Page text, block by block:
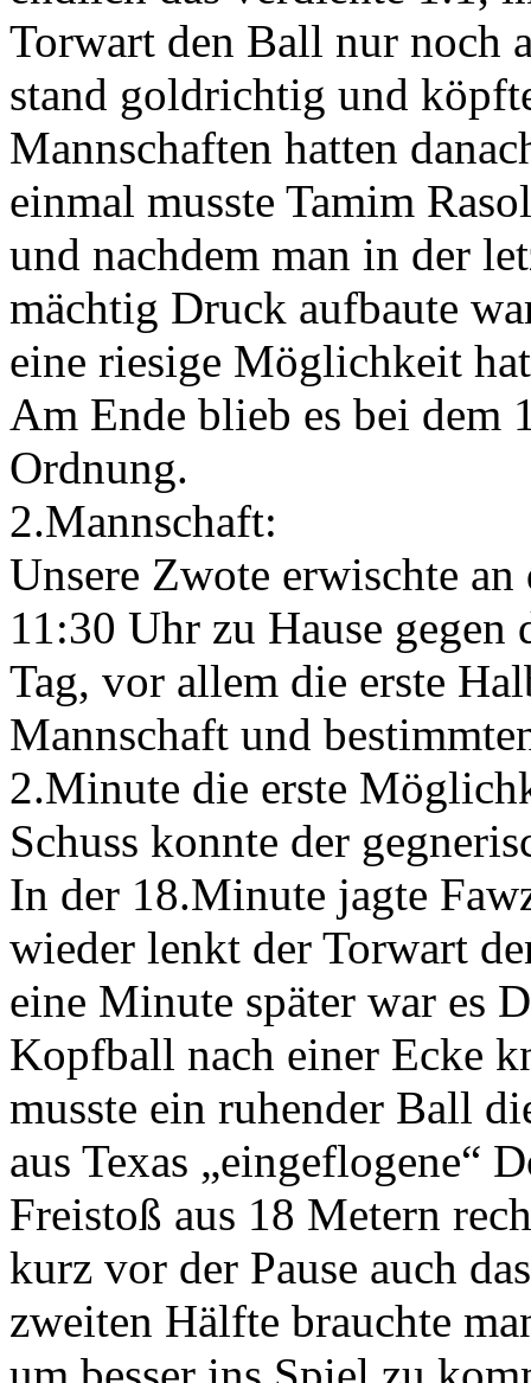
Torwart den Ball nur noch
stand goldrichtig und
Mannschaften hatten
einmal musste Tamim
und nachdem man in der
mächtig Druck aufbaute
eine riesige Möglichkeit
Am Ende blieb es bei dem
Ordnung.
2.Mannschaft:
Unsere Zwote erwischte
11:30 Uhr zu Hause
Tag, vor allem die erste
Mannschaft und
2.Minute die erste
Schuss konnte der
In der 18.Minute jagte
wieder lenkt der Torwart
eine Minute später war es
Kopfball nach einer Ecke
musste ein ruhender Ball
aus Texas „eingeflogene“
Freistoß aus 18 Metern
kurz vor der Pause auch
zweiten Hälfte brauchte